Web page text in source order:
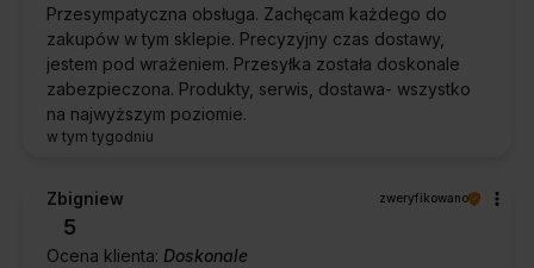
Przesympatyczna obsługa. Zachęcam każdego do
zakupów w tym sklepie. Precyzyjny czas dostawy,
jestem pod wrażeniem. Przesyłka została doskonale
zabezpieczona. Produkty, serwis, dostawa- wszystko
na najwyższym poziomie.
w tym tygodniu
Zbigniew zweryfikowano
5
Ocena klienta: Doskonale